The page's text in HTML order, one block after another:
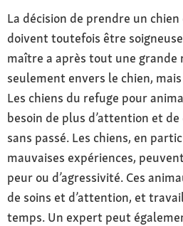
La décision de prendre un
doivent toutefois être
maître a après tout une grande
seulement envers le chien,
Les chiens du refuge pour
besoin de plus d’attention et de
sans passé. Les chiens, en
mauvaises expériences,
peur ou d’agressivité. Ces
de soins et d’attention, et
temps. Un expert peut